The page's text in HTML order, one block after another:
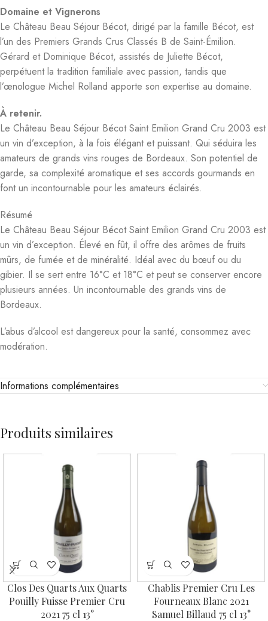
Domaine et Vignerons
Le Château Beau Séjour Bécot, dirigé par la famille Bécot, est
l’un des Premiers Grands Crus Classés B de Saint-Émilion.
Gérard et Dominique Bécot, assistés de Juliette Bécot,
perpétuent la tradition familiale avec passion, tandis que
l’œnologue Michel Rolland apporte son expertise au domaine.
À retenir.
Le Château Beau Séjour Bécot Saint Emilion Grand Cru 2003 est
un vin d’exception, à la fois élégant et puissant. Qui séduira les
amateurs de grands vins rouges de Bordeaux. Son potentiel de
garde, sa complexité aromatique et ses accords gourmands en
font un incontournable pour les amateurs éclairés.
Résumé
Le Château Beau Séjour Bécot Saint Emilion Grand Cru 2003 est
un vin d’exception. Élevé en fût, il offre des arômes de fruits
mûrs, de fumée et de minéralité. Idéal avec du bœuf ou du
gibier. Il se sert entre 16°C et 18°C et peut se conserver encore
plusieurs années. Un incontournable des grands vins de
Bordeaux.
L’abus d’alcool est dangereux pour la santé, consommez avec
modération.
Informations complémentaires
Produits similaires
Clos Des Quarts Aux Quarts
Pouilly Fuisse Premier Cru
2021 75 cl 13°
Chablis Premier Cru Les
Fourneaux Blanc 2021
Samuel Billaud 75 cl 13°